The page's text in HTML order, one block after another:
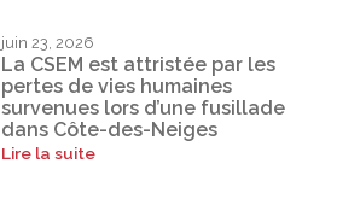
juin 23, 2026
La CSEM est attristée par les
pertes de vies humaines
survenues lors d’une fusillade
dans Côte-des-Neiges
Lire la suite